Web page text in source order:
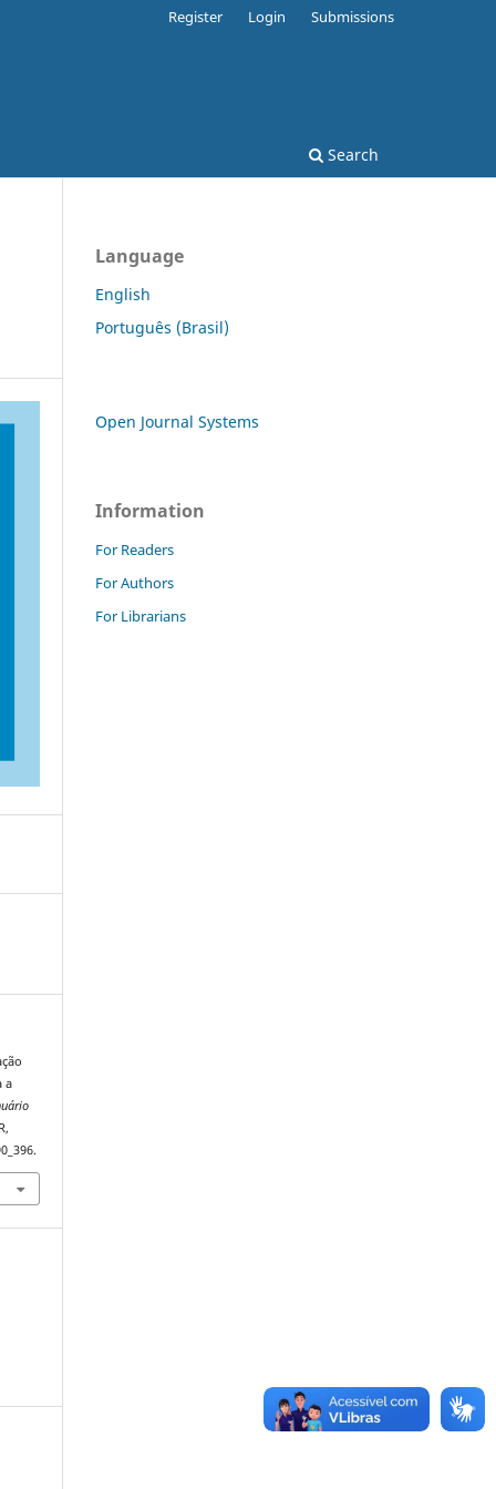
Search
Register Login Submissions
a
Language
English
Português (Brasil)
Open Journal Systems
Information
For Readers
For Authors
For Librarians